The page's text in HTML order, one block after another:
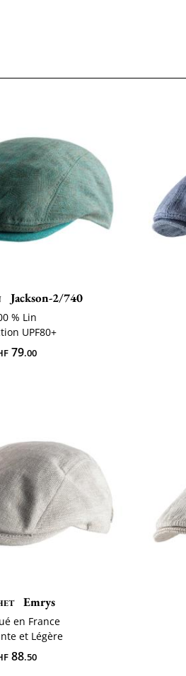
Jackson-2/740
% Lin
UPF80+
79.00
Emrys
en France
et Légère
88.50